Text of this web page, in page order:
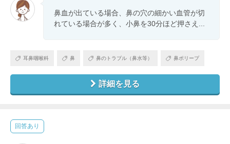
鼻血が出ている場合、鼻の穴の細かい血管が切
れている場合が多く、小鼻を30分ほど押さえ...
耳鼻咽喉科 鼻 鼻のトラブル（鼻水等） 鼻ポリープ
詳細を見る
回答あり